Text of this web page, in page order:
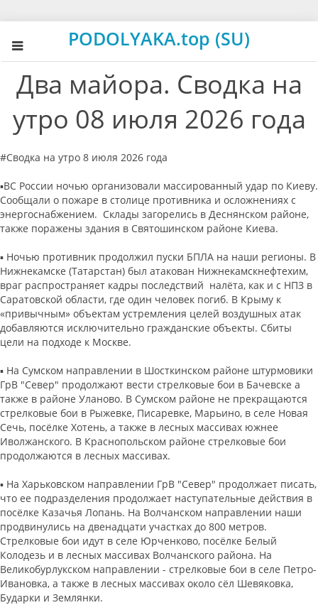
PODOLYAKA.top (SU)
Два майора. Сводка на
утро 08 июля 2026 года
#Сводка на утро 8 июля 2026 года
▪️ВС России ночью организовали массированный удар по Киеву.
Сообщали о пожаре в столице противника и осложнениях с
энергоснабжением. Склады загорелись в Деснянском районе,
также поражены здания в Святошинском районе Киева.
▪️ Ночью противник продолжил пуски БПЛА на наши регионы. В
Нижнекамске (Татарстан) был атакован Нижнекамскнефтехим,
враг распространяет кадры последствий налёта, как и с НПЗ в
Саратовской области, где один человек погиб. В Крыму к
«привычным» объектам устремления целей воздушных атак
добавляются исключительно гражданские объекты. Сбиты
цели на подходе к Москве.
▪️ На Сумском направлении в Шосткинском районе штурмовики
ГрВ "Север" продолжают вести стрелковые бои в Бачевске а
также в районе Уланово. В Сумском районе не прекращаются
стрелковые бои в Рыжевке, Писаревке, Марьино, в селе Новая
Сечь, посёлке Хотень, а также в лесных массивах южнее
Иволжанского. В Краснопольском районе стрелковые бои
продолжаются в лесных массивах.
▪️ На Харьковском направлении ГрВ "Север" продолжает писать,
что ее подразделения продолжает наступательные действия в
посёлке Казачья Лопань. На Волчанском направлении наши
продвинулись на двенадцати участках до 800 метров.
Стрелковые бои идут в селе Юрченково, посёлке Белый
Колодезь и в лесных массивах Волчанского района. На
Великобурлукском направлении - стрелковые бои в селе Петро-
Ивановка, а также в лесных массивах около сёл Шевяковка,
Бударки и Землянки.